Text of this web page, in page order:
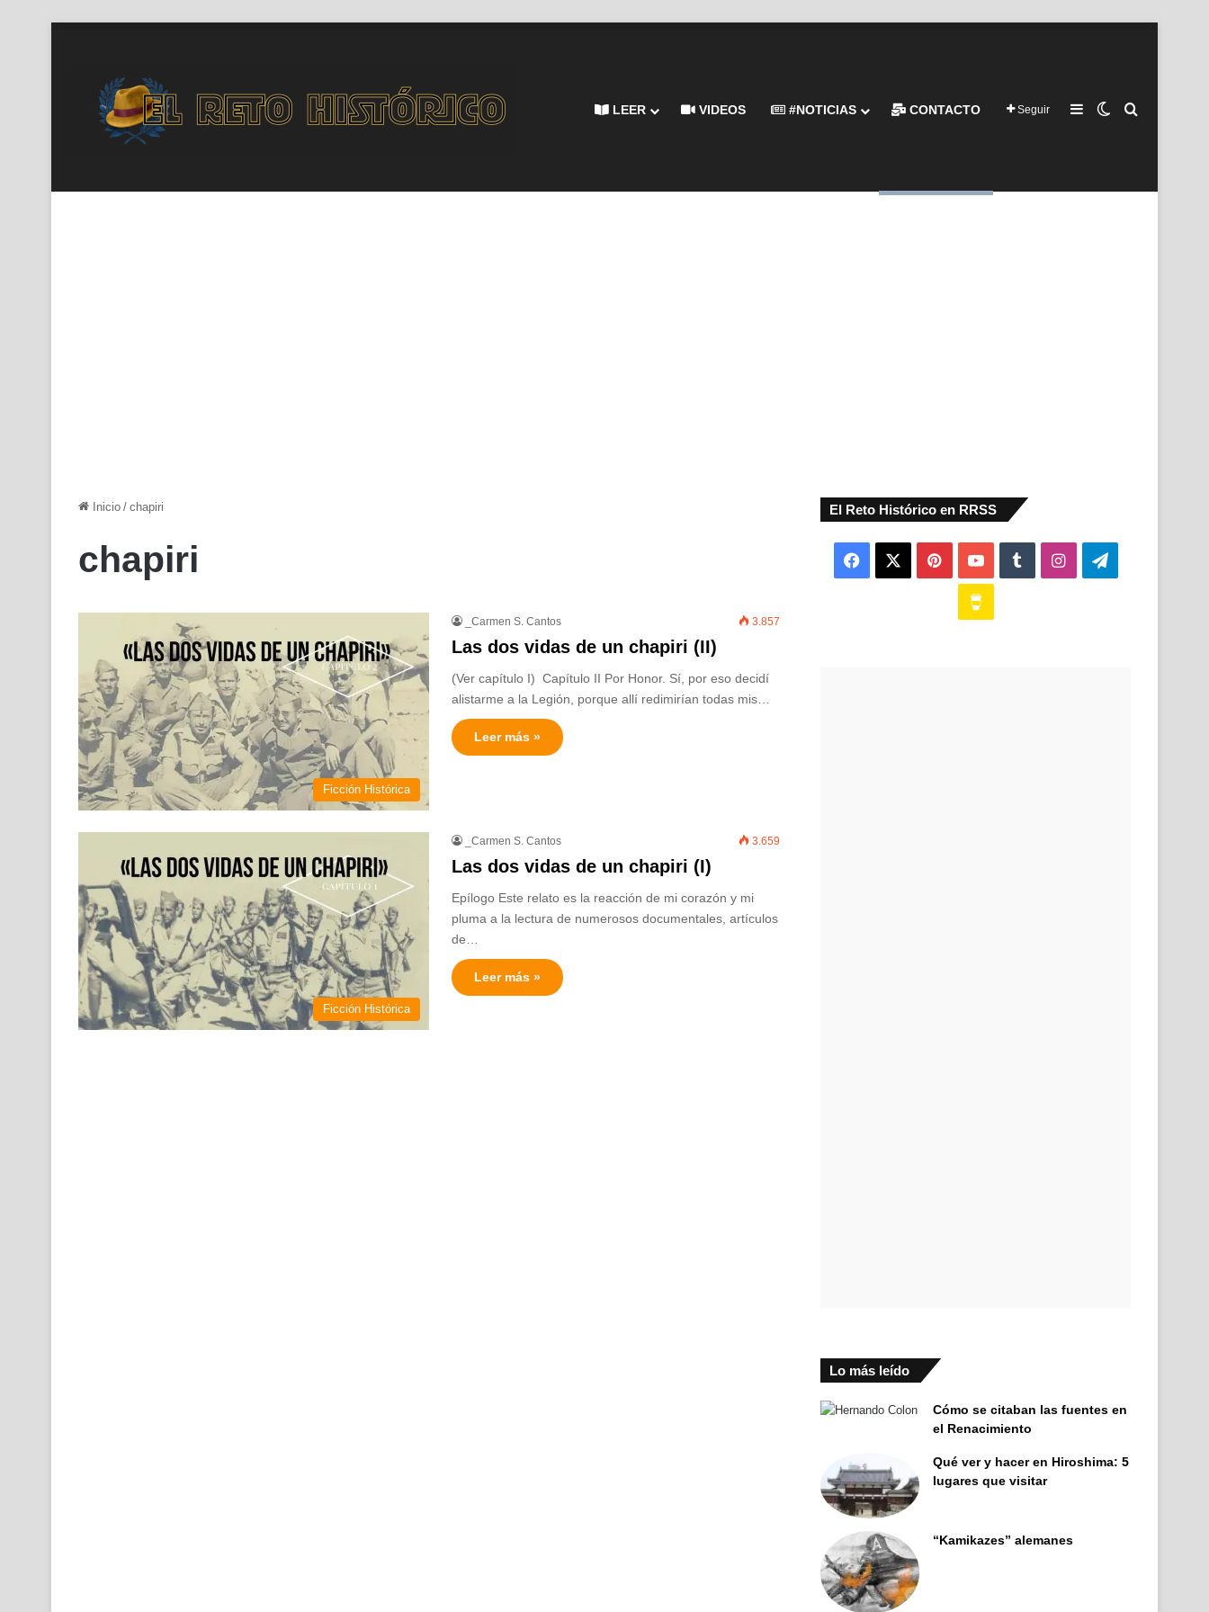
LEER VIDEOS #NOTICIAS CONTACTO Seguir Barra lateral
Switch skin
Inicio / chapiri
chapiri
Ficción Histórica
_Carmen S. Cantos 3.857
Las dos vidas de un chapiri (II)
(Ver capítulo I) Capítulo II Por Honor. Sí, por eso decidí
alistarme a la Legión, porque allí redimirían todas mis…
Leer más »
Ficción Histórica
_Carmen S. Cantos 3.659
Las dos vidas de un chapiri (I)
Epílogo Este relato es la reacción de mi corazón y mi
pluma a la lectura de numerosos documentales, artículos
de…
Leer más »
El Reto Histórico en RRSS
Facebook PinterestYouTubeTumblrInstagramTelegram
Lo más leído
Cómo se citaban las fuentes en
el Renacimiento
Qué ver y hacer en Hiroshima: 5
lugares que visitar
“Kamikazes” alemanes